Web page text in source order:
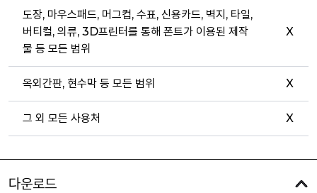
도장, 마우스패드, 머그컵, 수표, 신용카드, 벽지, 타일,
버티컬, 의류, 3D프린터를 통해 폰트가 이용된 제작
물 등 모든 범위
X
옥외간판, 현수막 등 모든 범위 X
그 외 모든 사용처 X
다운로드